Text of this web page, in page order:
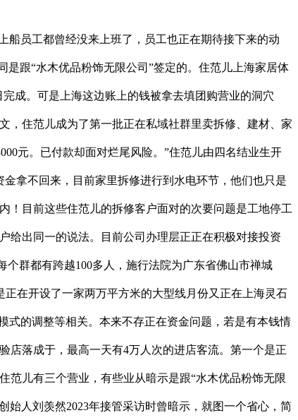
员工都曾经没来上班了，员工也正在期待接下来的动
跟“水木优品粉饰无限公司”签定的。住范儿上海家居体
成。可是上海这边账上的钱被拿去填团购营业的洞穴
，住范儿成为了第一批正在私域社群里卖拆修、建材、家
元。已付款却面对烂尾风险。”住范儿由四名结业生开
拿不回来，目前家里拆修进行到水电环节，他们也只是
！目前这些住范儿的拆修客户面对的次要问题是工地停工
给出同一的说法。目前公司办理层正正在积极对接投资
个群都有跨越100多人，施行法院为广东省佛山市禅城
在开设了一家两万平方米的大型线月份又正在上海灵石
式的调整等相关。本来不存正在资金问题，若是有本钱情
店落成于，最高一天有4万人次的进店客流。第一个是正
范儿有三个营业，有些业从暗示是跟“水木优品粉饰无限
始人刘羡然2023年接管采访时曾暗示，就图一个省心，简